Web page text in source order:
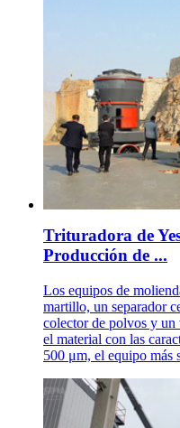
Trituradora de
Producción de ...
Los equipos de
martillo, un separador
colector de polvos y
el material con las
500 μm, el equipo más